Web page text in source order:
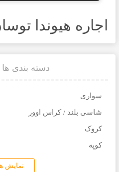
اجاره هیوندا
دسته بندی
سواری
شاسی بلند / کراس اوور
کروک
کوپه
نمایش